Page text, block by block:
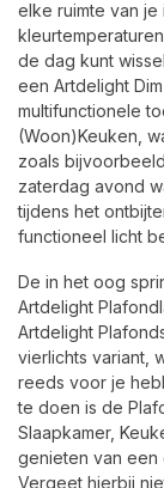
elke ruimte van
de dag kunt
een Artdelight
multifunctionele
(Woon)Keuken,
zoals
zaterdag avond
tijdens het
functioneel licht
De in het oog
Artdelight
Artdelight
vierlichts variant,
reeds voor je
te doen is de
Slaapkamer,
genieten van een
Vergeet hierbij